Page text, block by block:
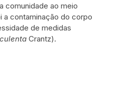
comunidade ao meio
a contaminação do corpo
de medidas
Crantz).